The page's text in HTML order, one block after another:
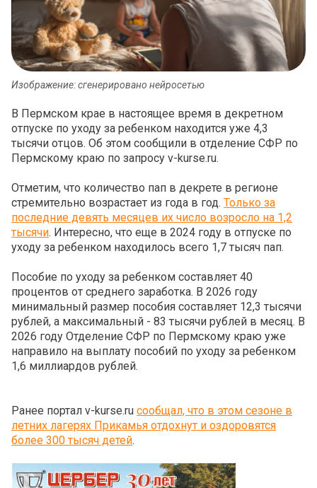
Изображение: сгенерировано нейросетью
В Пермском крае в настоящее время в декретном
отпуске по уходу за ребенком находится уже 4,3
тысячи отцов. Об этом сообщили в отделение СФР по
Пермскому краю по запросу v-kurse.ru.
Отметим, что количество пап в декрете в регионе
стремительно возрастает из года в год. Только за
последние девять месяцев их число возросло на 1,2
тысячи. Интересно, что еще в 2024 году в отпуске по
уходу за ребенком находилось всего 1,7 тысяч пап.
Пособие по уходу за ребенком составляет 40
процентов от среднего заработка. В 2026 году
минимальный размер пособия составляет 12,3 тысячи
рублей, а максимальный - 83 тысячи рублей в месяц. В
2026 году Отделение СФР по Пермскому краю уже
направило на выплату пособий по уходу за ребенком
1,6 миллиардов рублей.
Ранее портал v-kurse.ru сообщал, что в этом сезоне в
летних лагерях Прикамья отдохнут и оздоровятся
более 300 тысяч детей.